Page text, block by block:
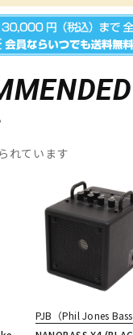
れています
PJB（Phil Jones Bass